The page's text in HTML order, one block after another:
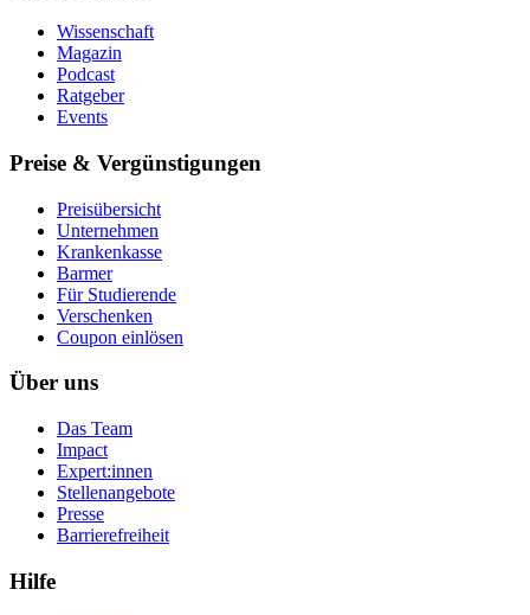
Wissenschaft
Magazin
Podcast
Ratgeber
Events
Preise & Vergünstigungen
Preisübersicht
Unternehmen
Krankenkasse
Barmer
Für Studierende
Ver­schen­ken
Coupon einlösen
Über uns
Das Team
Impact
Expert:innen
Stellenangebote
Presse
Barrierefreiheit
Hilfe